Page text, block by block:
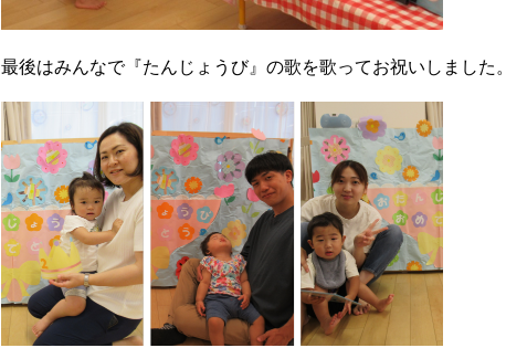
最後はみんなで『たんじょうび』の歌を歌ってお祝いしました。